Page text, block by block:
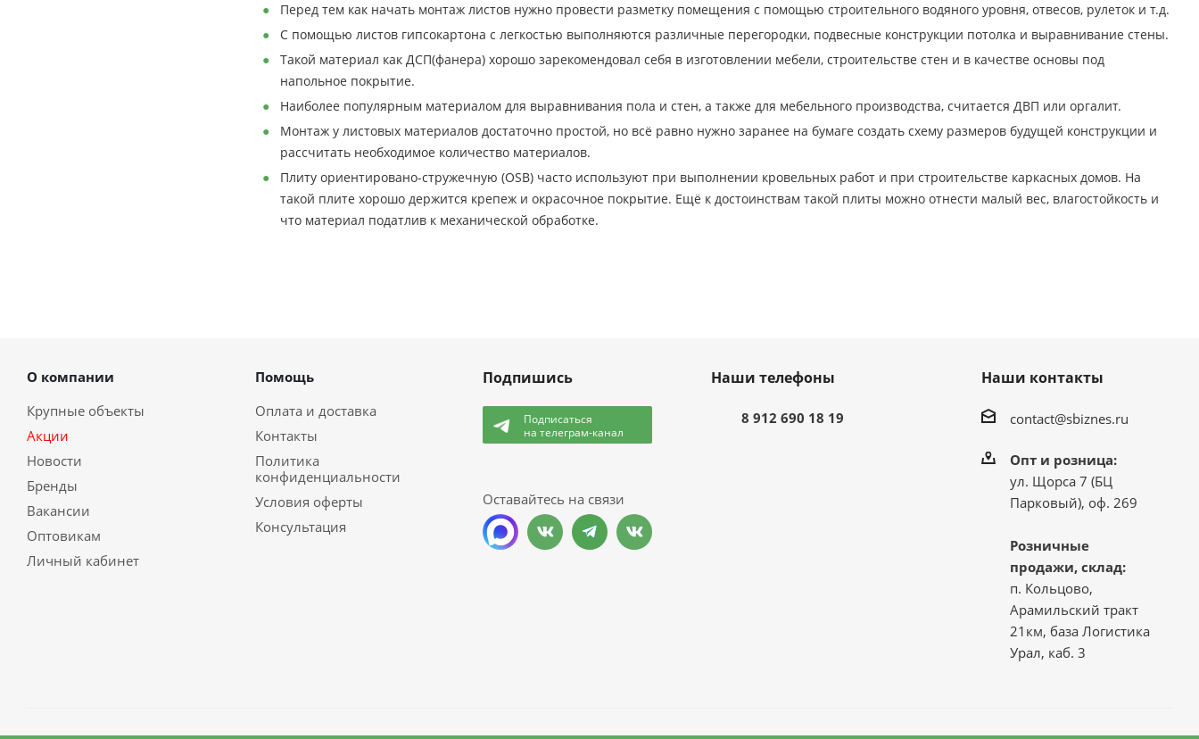
Перед тем как начать монтаж листов нужно провести разметку помещения с помощью строительного водяного уровня, отвесов, рулеток и т.д.
С помощью листов гипсокартона с легкостью выполняются различные перегородки, подвесные конструкции потолка и выравнивание стены.
Такой материал как ДСП(фанера) хорошо зарекомендовал себя в изготовлении мебели, строительстве стен и в качестве основы под
напольное покрытие.
Наиболее популярным материалом для выравнивания пола и стен, а также для мебельного производства, считается ДВП или оргалит.
Монтаж у листовых материалов достаточно простой, но всё равно нужно заранее на бумаге создать схему размеров будущей конструкции и
рассчитать необходимое количество материалов.
Плиту ориентировано-стружечную (ОSB) часто используют при выполнении кровельных работ и при строительстве каркасных домов. На
такой плите хорошо держится крепеж и окрасочное покрытие. Ещё к достоинствам такой плиты можно отнести малый вес, влагостойкость и
что материал податлив к механической обработке.
О компании
Крупные объекты
Акции
Новости
Бренды
Вакансии
Оптовикам
Личный кабинет
Помощь
Оплата и доставка
Контакты
Политика
конфиденциальности
Условия оферты
Консультация
Подпишись
Подписаться
на телеграм-канал
Оставайтесь на связи
Наши телефоны
8 912 690 18 19
Наши контакты
contact@sbiznes.ru
Опт и розница:
ул. Щорса 7 (БЦ
Парковый), оф. 269
Розничные
продажи, склад:
п. Кольцово,
Арамильский тракт
21км, база Логистика
Урал, каб. 3